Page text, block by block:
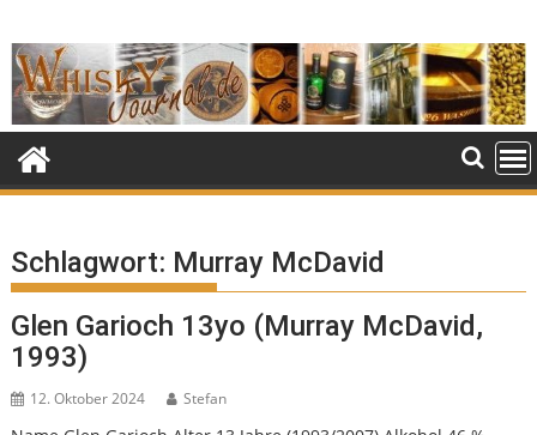
to
content
Schlagwort: Murray McDavid
Glen Garioch 13yo (Murray McDavid,
1993)
12. Oktober 2024 Stefan